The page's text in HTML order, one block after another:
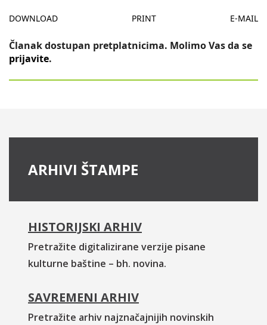
DOWNLOAD PRINT E-MAIL
Članak dostupan pretplatnicima. Molimo Vas da se
prijavite.
ARHIVI ŠTAMPE
HISTORIJSKI ARHIV
Pretražite digitalizirane verzije pisane
kulturne baštine – bh. novina.
SAVREMENI ARHIV
Pretražite arhiv najznačajnijih novinskih